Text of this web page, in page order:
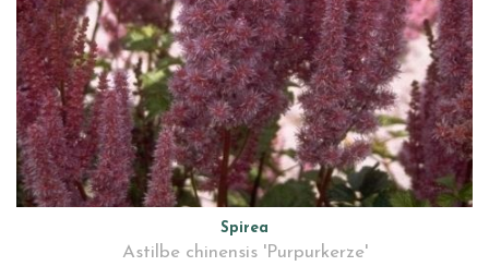
Spirea
Astilbe chinensis 'Purpurkerze'